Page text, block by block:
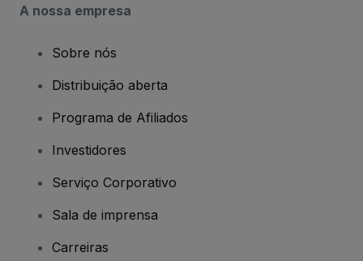
A nossa empresa
Sobre nós
Distribuição aberta
Programa de Afiliados
Investidores
Serviço Corporativo
Sala de imprensa
Carreiras